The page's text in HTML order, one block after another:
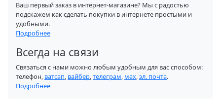
Ваш первый заказ в интернет-магазине? Мы с радостью
подскажем как сделать покупки в интернете простыми и
удобными.
Подробнее
Всегда на связи
Связаться с нами можно любым удобным для вас способом:
телефон, ватсап, вайбер,телеграм, мах,эл. почта.
Подробнее